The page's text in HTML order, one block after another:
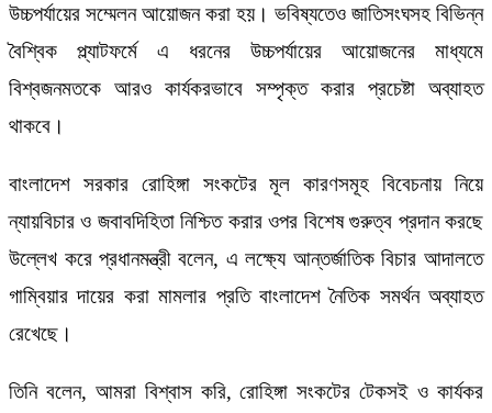
উচ্চপর্যায়ের সম্মেলন আয়োজন করা হয়। ভবিষ্যতেও জাতিসংঘসহ বিভিন্ন
বৈশ্বিক প্ল্যাটফর্মে এ ধরনের উচ্চপর্যায়ের আয়োজনের মাধ্যমে
বিশ্বজনমতকে আরও কার্যকরভাবে সম্পৃক্ত করার প্রচেষ্টা অব্যাহত
থাকবে।
বাংলাদেশ সরকার রোহিঙ্গা সংকটের মূল কারণসমূহ বিবেচনায় নিয়ে
ন্যায়বিচার ও জবাবদিহিতা নিশ্চিত করার ওপর বিশেষ গুরুত্ব প্রদান করছে
উল্লেখ করে প্রধানমন্ত্রী বলেন, এ লক্ষ্যে আন্তর্জাতিক বিচার আদালতে
গাম্বিয়ার দায়ের করা মামলার প্রতি বাংলাদেশ নৈতিক সমর্থন অব্যাহত
রেখেছে।
তিনি বলেন, আমরা বিশ্বাস করি, রোহিঙ্গা সংকটের টেকসই ও কার্যকর